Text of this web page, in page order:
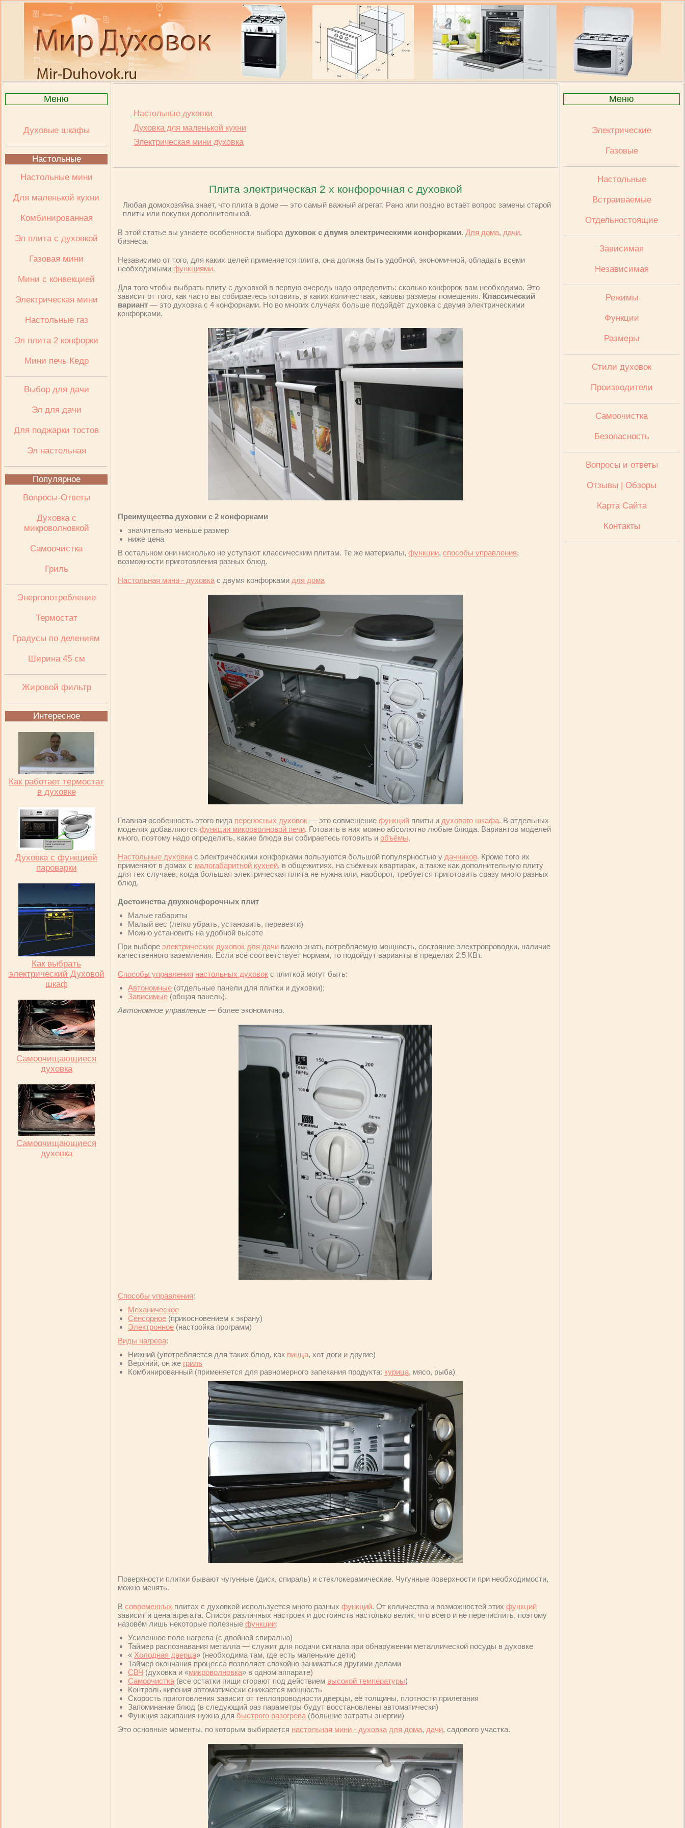
Меню
Духовые шкафы
Настольные
Настольные мини
Для маленькой кухни
Комбинированная
Эл плита с духовкой
Газовая мини
Мини с конвекцией
Электрическая мини
Настольные газ
Эл плита 2 конфорки
Мини печь Кедр
Выбор для дачи
Эл для дачи
Для поджарки тостов
Эл настольная
Популярное
Вопросы-Ответы
Духовка с
микроволновкой
Самоочистка
Гриль
Энергопотребление
Термостат
Градусы по делениям
Ширина 45 см
Жировой фильтр
Интересное
Как работает термостат
в духовке
Духовка с функцией
пароварки
Как выбрать
электрический Духовой
шкаф
Самоочищающиеся
духовка
Самоочищающиеся
духовка
Настольные духовки
Духовка для маленькой кухни
Электрическая мини духовка
Плита электрическая 2 х конфорочная с духовкой
Любая домохозяйка знает, что плита в доме — это самый важный агрегат. Рано или поздно встаёт вопрос замены старой
плиты или покупки дополнительной.
В этой статье вы узнаете особенности выбора духовок с двумя электрическими конфорками. Для дома, дачи,
бизнеса.
Независимо от того, для каких целей применяется плита, она должна быть удобной, экономичной, обладать всеми
необходимыми функциями.
Для того чтобы выбрать плиту с духовкой в первую очередь надо определить: сколько конфорок вам необходимо. Это
зависит от того, как часто вы собираетесь готовить, в каких количествах, каковы размеры помещения. Классический
вариант — это духовка с 4 конфорками. Но во многих случаях больше подойдёт духовка с двумя электрическими
конфорками.
Преимущества духовки с 2 конфорками
значительно меньше размер
ниже цена
В остальном они нисколько не уступают классическим плитам. Те же материалы, функции, способы управления,
возможности приготовления разных блюд.
Настольная мини - духовка с двумя конфорками для дома
Главная особенность этого вида переносных духовок — это совмещение функций плиты и духового шкафа. В отдельных
моделях добавляются функции микроволновой печи. Готовить в них можно абсолютно любые блюда. Вариантов моделей
много, поэтому надо определить, какие блюда вы собираетесь готовить и объёмы.
Настольные духовки с электрическими конфорками пользуются большой популярностью у дачников. Кроме того их
применяют в домах с малогабаритной кухней, в общежитиях, на съёмных квартирах, а также как дополнительную плиту
для тех случаев, когда большая электрическая плита не нужна или, наоборот, требуется приготовить сразу много разных
блюд.
Достоинства двухконфорочных плит
Малые габариты
Малый вес (легко убрать, установить, перевезти)
Можно установить на удобной высоте
При выборе электрических духовок для дачи важно знать потребляемую мощность, состояние электропроводки, наличие
качественного заземления. Если всё соответствует нормам, то подойдут варианты в пределах 2.5 КВт.
Способы управления настольных духовок с плиткой могут быть:
Автономные (отдельные панели для плитки и духовки);
Зависимые (общая панель).
Автономное управление — более экономично.
Способы управления:
Механическое
Сенсорное (прикосновением к экрану)
Электронное (настройка программ)
Виды нагрева:
Нижний (употребляется для таких блюд, как пицца, хот доги и другие)
Верхний, он же гриль
Комбинированный (применяется для равномерного запекания продукта: курица, мясо, рыба)
Поверхности плитки бывают чугунные (диск, спираль) и стеклокерамические. Чугунные поверхности при необходимости,
можно менять.
В современных плитах с духовкой используется много разных функций. От количества и возможностей этих функций
зависит и цена агрегата. Список различных настроек и достоинств настолько велик, что всего и не перечислить, поэтому
назовём лишь некоторые полезные функции:
Усиленное поле нагрева (с двойной спиралью)
Таймер распознавания металла — служит для подачи сигнала при обнаружении металлической посуды в духовке
« Холодная дверца» (необходима там, где есть маленькие дети)
Таймер окончания процесса позволяет спокойно заниматься другими делами
СВЧ (духовка и «микроволновка» в одном аппарате)
Самоочистка (все остатки пищи сгорают под действием высокой температуры)
Контроль кипения автоматически снижается мощность
Скорость приготовления зависит от теплопроводности дверцы, её толщины, плотности прилегания
Запоминание блюд (в следующий раз параметры будут восстановлены автоматически)
Функция закипания нужна для быстрого разогрева (большие затраты энергии)
Это основные моменты, по которым выбирается настольная мини - духовка для дома, дачи, садового участка.
Меню
Электрические
Газовые
Настольные
Встраиваемые
Отдельностоящие
Зависимая
Независимая
Режимы
Функции
Размеры
Стили духовок
Производители
Cамоочистка
Безопасность
Вопросы и ответы
Отзывы | Обзоры
Карта Сайта
Контакты